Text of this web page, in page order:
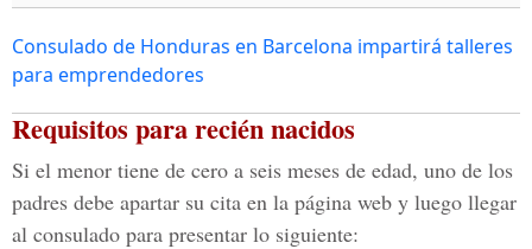
Consulado de Honduras en Barcelona impartirá talleres
para emprendedores
Requisitos para recién nacidos
Si el menor tiene de cero a seis meses de edad, uno de los
padres debe apartar su cita en la página web y luego llegar
al consulado para presentar lo siguiente: